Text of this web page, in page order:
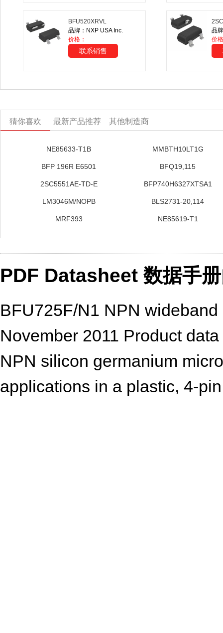
BFU520XRVL
品牌：NXP USA Inc.
价格：
联系销售
品
价
猜你喜欢 最新产品推荐 其他制造商
NE85633-T1B MMBTH10LT1G
BFP 196R E6501 BFQ19,115
2SC5551AE-TD-E BFP740H6327XTSA1
LM3046M/NOPB BLS2731-20,114
MRF393 NE85619-T1
PDF Datasheet 数据手
BFU725F/N1 NPN
November 2011 Product
NPN silicon germanium
applications in a plastic, 4-